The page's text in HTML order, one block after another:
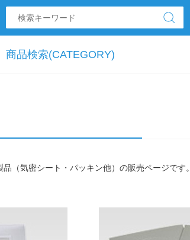
商品検索(CATEGORY)
（気密シート・パッキン他）の販売ページです。